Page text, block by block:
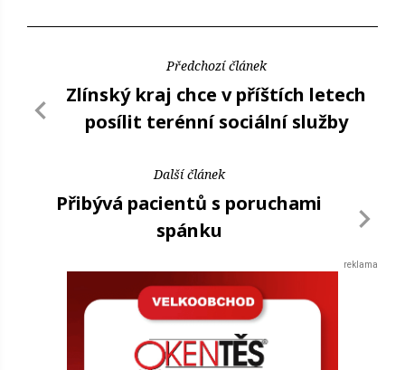
Předchozí článek
Zlínský kraj chce v příštích letech
posílit terénní sociální služby
Další článek
Přibývá pacientů s poruchami
spánku